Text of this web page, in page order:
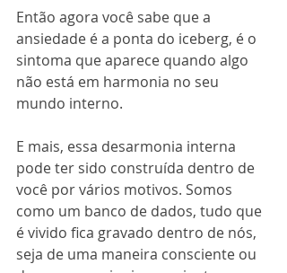
Então agora você sabe que a
ansiedade é a ponta do iceberg, é o
sintoma que aparece quando algo
não está em harmonia no seu
mundo interno.
E mais, essa desarmonia interna
pode ter sido construída dentro de
você por vários motivos. Somos
como um banco de dados, tudo que
é vivido fica gravado dentro de nós,
seja de uma maneira consciente ou